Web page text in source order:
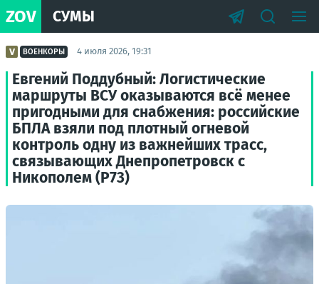
ZOV СУМЫ
ВОЕНКОРЫ 4 июля 2026, 19:31
Евгений Поддубный: Логистические
маршруты ВСУ оказываются всё менее
пригодными для снабжения: российские
БПЛА взяли под плотный огневой
контроль одну из важнейших трасс,
связывающих Днепропетровск с
Никополем (Р73)